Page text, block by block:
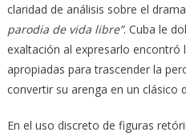
claridad de análisis sobre el
parodia de vida libre”. Cuba le
exaltación al expresarlo encontró
apropiadas para trascender la
convertir su arenga en un clásico
En el uso discreto de figuras